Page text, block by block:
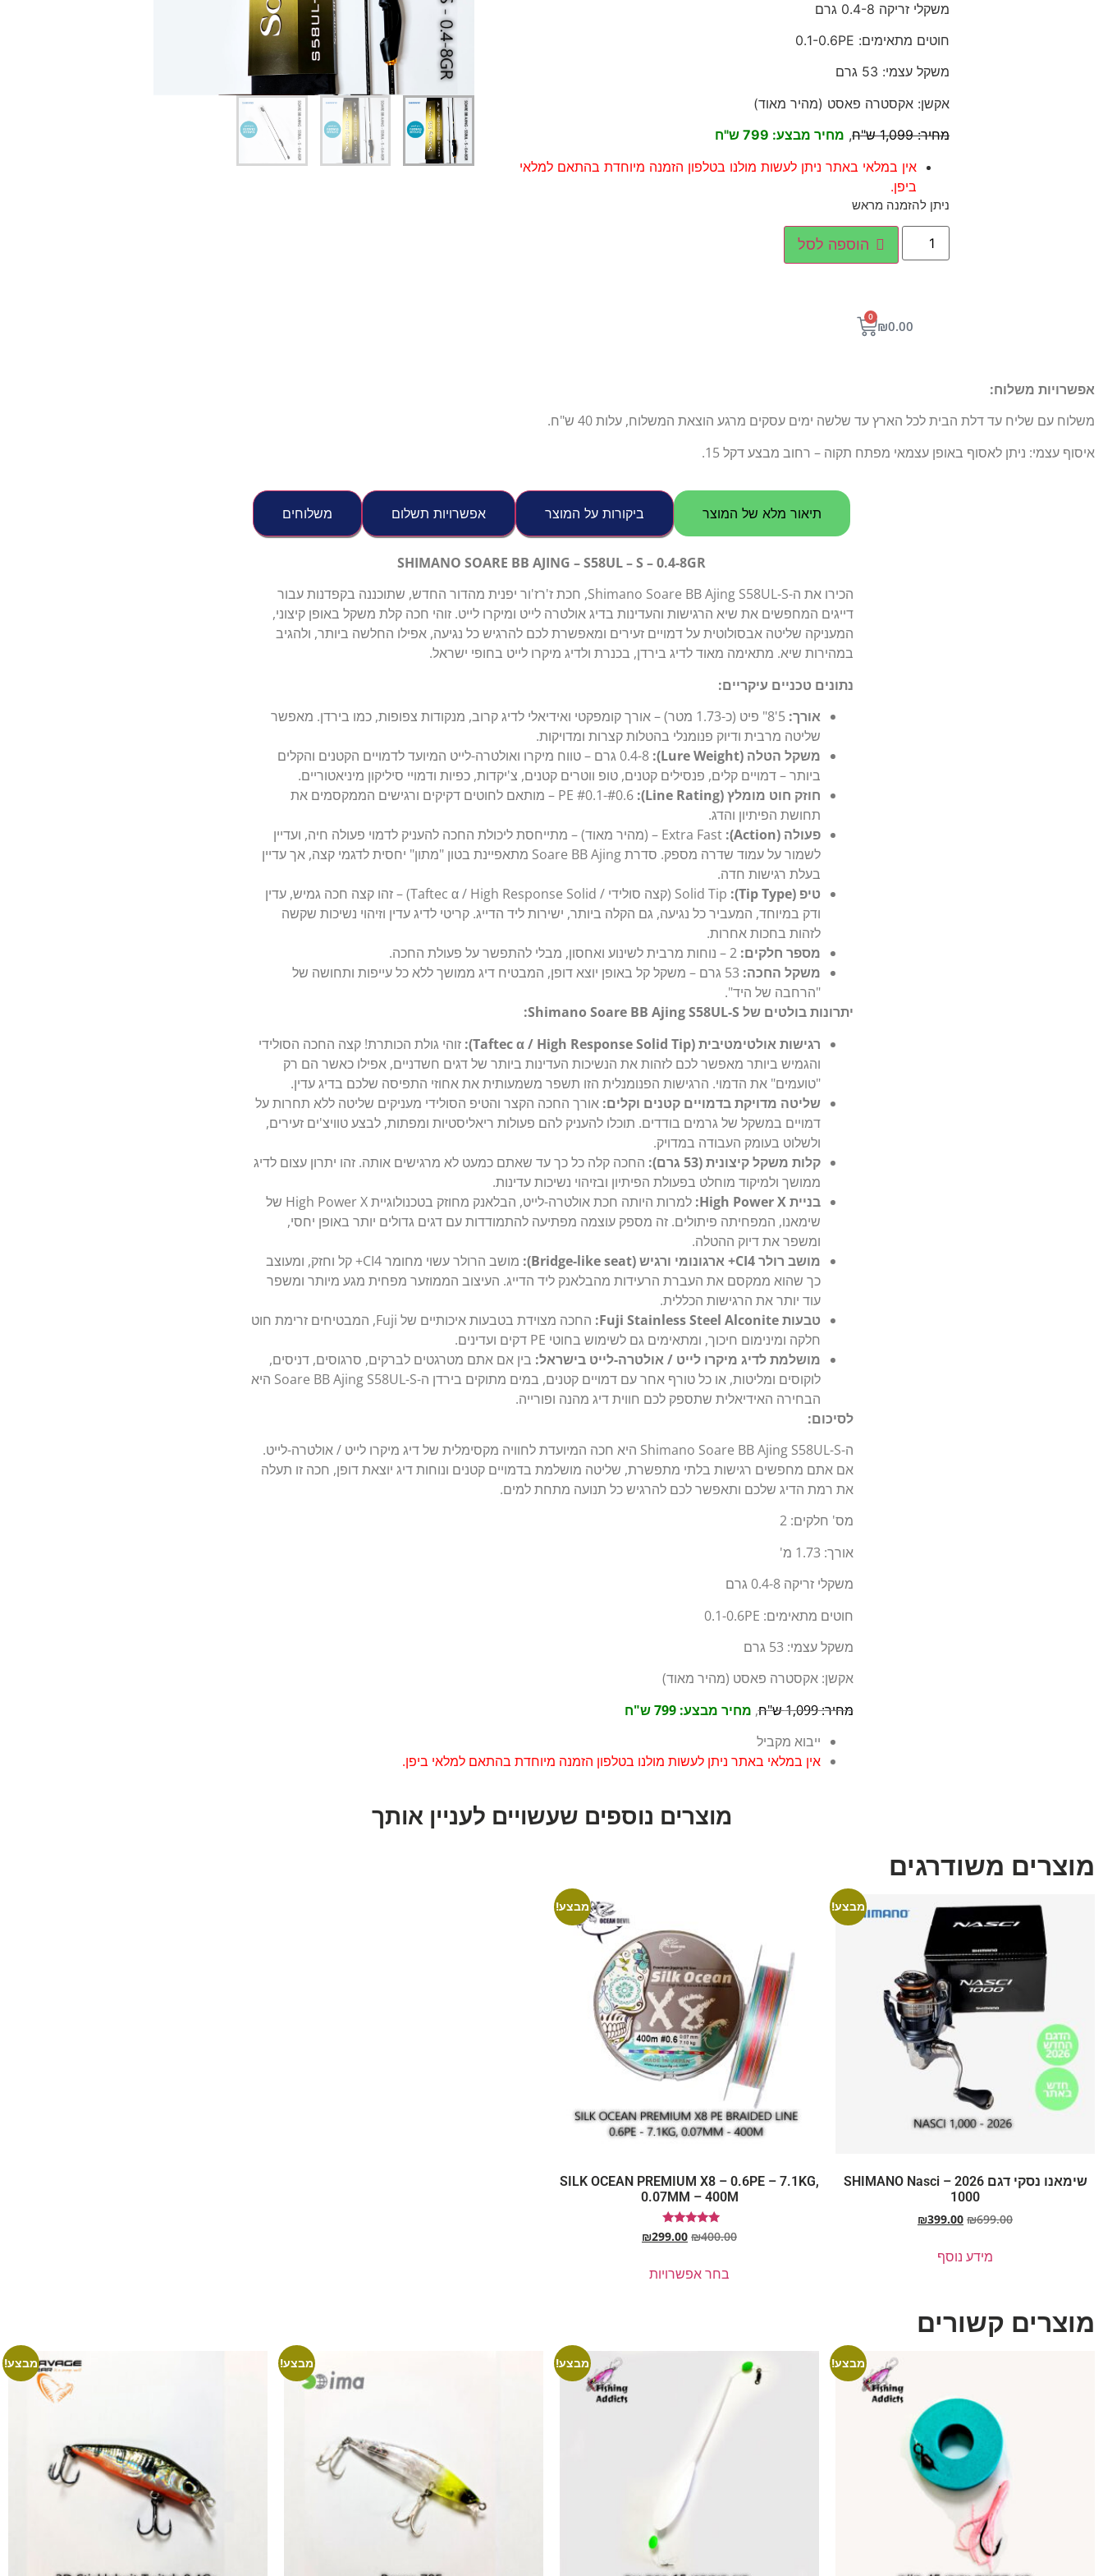
דיג – מאמרים בנושא דיג
החנות שלי – ציוד מומלץ שווה להכנס!
סל קניות
משקלי זריקה 0.4-8 גרם
חוטים מתאימים: 0.1-0.6PE
משקל עצמי: 53 גרם
אקשן: אקסטרה פאסט (מהיר מאוד)
מחיר: 1,099 ש"ח
, מחיר מבצע: 799 ש"ח
אין במלאי באתר ניתן לעשות מולנו בטלפון הזמנה מיוחדת בהתאם למלאי
ביפן.
ניתן להזמנה מראש
הוספה לסל
₪0.00
0
אפשרויות משלוח:
משלוח עם שליח עד דלת הבית לכל הארץ עד שלשה ימים עסקים מרגע הוצאת המשלוח, עלות 40 ש"ח.
איסוף עצמי: ניתן לאסוף באופן עצמאי מפתח תקוה – רחוב מבצע דקל 15.
תיאור מלא של המוצר ביקורות על המוצר אפשרויות תשלום משלוחים
SHIMANO SOARE BB AJING – S58UL – S – 0.4-8GR
הכירו את ה-Shimano Soare BB Ajing S58UL-S, חכת ז'רז'ור יפנית מהדור החדש, שתוכננה בקפדנות עבור
דייגים המחפשים את שיא הרגישות והעדינות בדיג אולטרה לייט ומיקרו לייט. זוהי חכה קלת משקל באופן קיצוני,
המעניקה שליטה אבסולוטית על דמויים זעירים ומאפשרת לכם להרגיש כל נגיעה, אפילו החלשה ביותר, ולהגיב
במהירות שיא. מתאימה מאוד לדיג בירדן, בכנרת ולדיג מיקרו לייט בחופי ישראל.
נתונים טכניים עיקריים:
אורך:
5'8" פיט (כ-1.73 מטר) – אורך קומפקטי ואידיאלי לדיג קרוב, מנקודות צפופות, כמו בירדן. מאפשר
שליטה מרבית ודיוק פנומנלי בהטלות קצרות ומדויקות.
משקל הטלה (Lure Weight):
0.4-8 גרם – טווח מיקרו ואולטרה-לייט המיועד לדמויים הקטנים והקלים
ביותר – דמויים קלים, פנסילים קטנים, טופ ווטרים קטנים, צ'יקדות, כפיות ודמויי סיליקון מיניאטוריים.
חוזק חוט מומלץ (Line Rating):
PE #0.1-#0.6 – מותאם לחוטים דקיקים ורגישים הממקסמים את
תחושת הפיתיון והדג.
פעולה (Action):
Extra Fast – (מהיר מאוד) – מתייחסת ליכולת החכה להעניק לדמוי פעולה חיה, ועדיין
לשמור על עמוד שדרה מספק. סדרת Soare BB Ajing מתאפיינת בטון "מתון" יחסית לדגמי קצה, אך עדיין
בעלת רגישות חדה.
טיפ (Tip Type):
Solid Tip (קצה סולידי / Taftec α / High Response Solid) – זהו קצה חכה גמיש, עדין
ודק במיוחד, המעביר כל נגיעה, גם הקלה ביותר, ישירות ליד הדייג. קריטי לדיג עדין וזיהוי נשיכות שקשה
לזהות בחכות אחרות.
מספר חלקים: 2 – נוחות מרבית לשינוע ואחסון, מבלי להתפשר על פעולת החכה.
משקל החכה:
53 גרם – משקל קל באופן יוצא דופן, המבטיח דיג ממושך ללא כל עייפות ותחושה של
"הרחבה של היד".
יתרונות בולטים של Shimano Soare BB Ajing S58UL-S:
רגישות אולטימטיבית (Taftec α / High Response Solid Tip):
זוהי גולת הכותרת! קצה החכה הסולידי
והגמיש ביותר מאפשר לכם לזהות את הנשיכות העדינות ביותר של דגים חשדניים, אפילו כאשר הם רק
"טועמים" את הדמוי. הרגישות הפנומנלית הזו תשפר משמעותית את אחוזי התפיסה שלכם בדיג עדין.
שליטה מדויקת בדמויים קטנים וקלים: אורך החכה הקצר והטיפ הסולידי מעניקים שליטה ללא תחרות על
דמויים במשקל של גרמים בודדים. תוכלו להעניק להם פעולות ריאליסטיות ומפתות, לבצע טוויצ'ים זעירים,
ולשלוט בעומק העבודה במדויק.
קלות משקל קיצונית (53 גרם):
החכה קלה כל כך עד שאתם כמעט לא מרגישים אותה. זהו יתרון עצום לדיג
ממושך ולמיקוד מוחלט בפעולת הפיתיון ובזיהוי נשיכות עדינות.
בניית High Power X:
למרות היותה חכת אולטרה-לייט, הבלאנק מחוזק בטכנולוגיית High Power X של
שימאנו, המפחיתה פיתולים. זה מספק עוצמה מפתיעה להתמודדות עם דגים גדולים יותר באופן יחסי,
ומשפר את דיוק ההטלה.
מושב רולר CI4+ ארגונומי ורגיש (Bridge-like seat):
מושב הרולר עשוי מחומר CI4+ קל וחזק, ומעוצב
כך שהוא ממקסם את העברת הרעידות מהבלאנק ליד הדייג. העיצוב הממוזער מפחית מגע מיותר ומשפר
עוד יותר את הרגישות הכללית.
טבעות Fuji Stainless Steel Alconite:
החכה מצוידת בטבעות איכותיים של Fuji, המבטיחים זרימת חוט
חלקה ומינימום חיכוך, ומתאימים גם לשימוש בחוטי PE דקים ועדינים.
מושלמת לדיג מיקרו לייט / אולטרה-לייט בישראל: בין אם אתם מטרגטים לברקים, סרגוסים, דניסים,
לוקוסים ומליטות, או כל טורף אחר עם דמויים קטנים, במים מתוקים בירדן ה-Soare BB Ajing S58UL-S היא
הבחירה האידיאלית שתספק לכם חווית דיג מהנה ופורייה.
לסיכום:
ה-Shimano Soare BB Ajing S58UL-S היא חכה המיועדת לחוויה מקסימלית של דיג מיקרו לייט / אולטרה-לייט.
אם אתם מחפשים רגישות בלתי מתפשרת, שליטה מושלמת בדמויים קטנים ונוחות דיג יוצאת דופן, חכה זו תעלה
את רמת הדיג שלכם ותאפשר לכם להרגיש כל תנועה מתחת למים.
מס' חלקים: 2
אורך: 1.73 מ'
משקלי זריקה 0.4-8 גרם
חוטים מתאימים: 0.1-0.6PE
משקל עצמי: 53 גרם
אקשן: אקסטרה פאסט (מהיר מאוד)
מחיר: 1,099 ש"ח
, מחיר מבצע: 799 ש"ח
ייבוא מקביל
אין במלאי באתר ניתן לעשות מולנו בטלפון הזמנה מיוחדת בהתאם למלאי ביפן.
מוצרים נוספים שעשויים לעניין אותך
מוצרים משודרגים
מבצע!
שימאנו נסקי דגם 2026 – SHIMANO Nasci
1000
₪699.00
₪399.00
מידע נוסף
מבצע!
SILK OCEAN PREMIUM X8 – 0.6PE – 7.1KG,
0.07MM – 400M
דורג
5.00
₪400.00
₪299.00
בחר אפשרויות
מוצרים קשורים
מבצע! מבצע! מבצע! מבצע!